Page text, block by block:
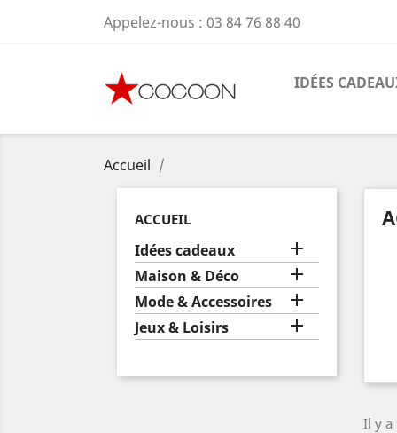
Appelez-nous : 03 84 76 88 40
IDÉES
Accueil
ACCUEIL
Idées cadeaux 
Maison & Déco 
Mode & Accessoires 
Jeux & Loisirs 
Il y a